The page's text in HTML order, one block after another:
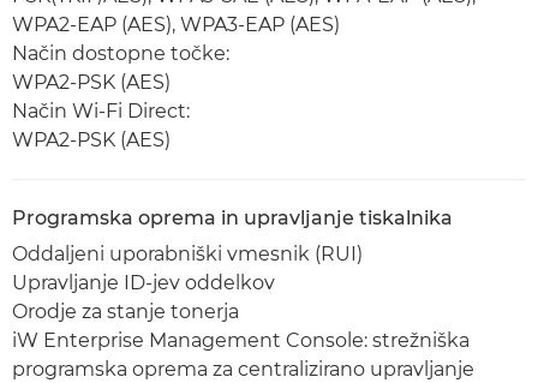
WPA2-EAP (AES), WPA3-EAP (AES)
Način dostopne točke:
WPA2-PSK (AES)
Način Wi-Fi Direct:
WPA2-PSK (AES)
Programska oprema in upravljanje tiskalnika
Oddaljeni uporabniški vmesnik (RUI)
Upravljanje ID-jev oddelkov
Orodje za stanje tonerja
iW Enterprise Management Console: strežniška
programska oprema za centralizirano upravljanje